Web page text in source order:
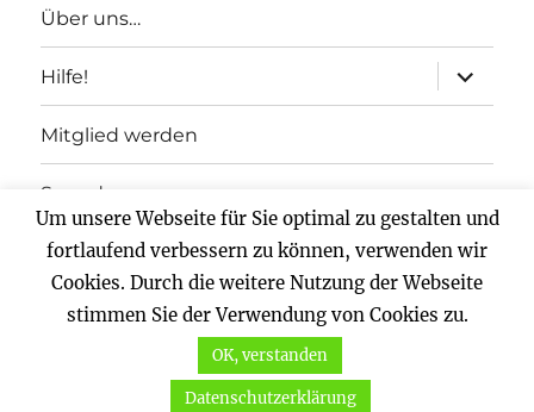
Über uns…
Hilfe!
anzeigen
Mitglied werden
Spenden
Impressum
Datenschutz
Mit Stolz präsentiert von WordPress
Um unsere Webseite für Sie optimal zu gestalten und
fortlaufend verbessern zu können, verwenden wir
Cookies. Durch die weitere Nutzung der Webseite
stimmen Sie der Verwendung von Cookies zu.
OK, verstanden
Datenschutzerklärung